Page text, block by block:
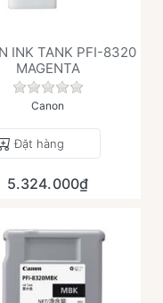
sản phẩm này.
INK TANK PFI-8320
MAGENTA
Chưa có đánh giá
Canon
Đặt hàng
5.324.000₫